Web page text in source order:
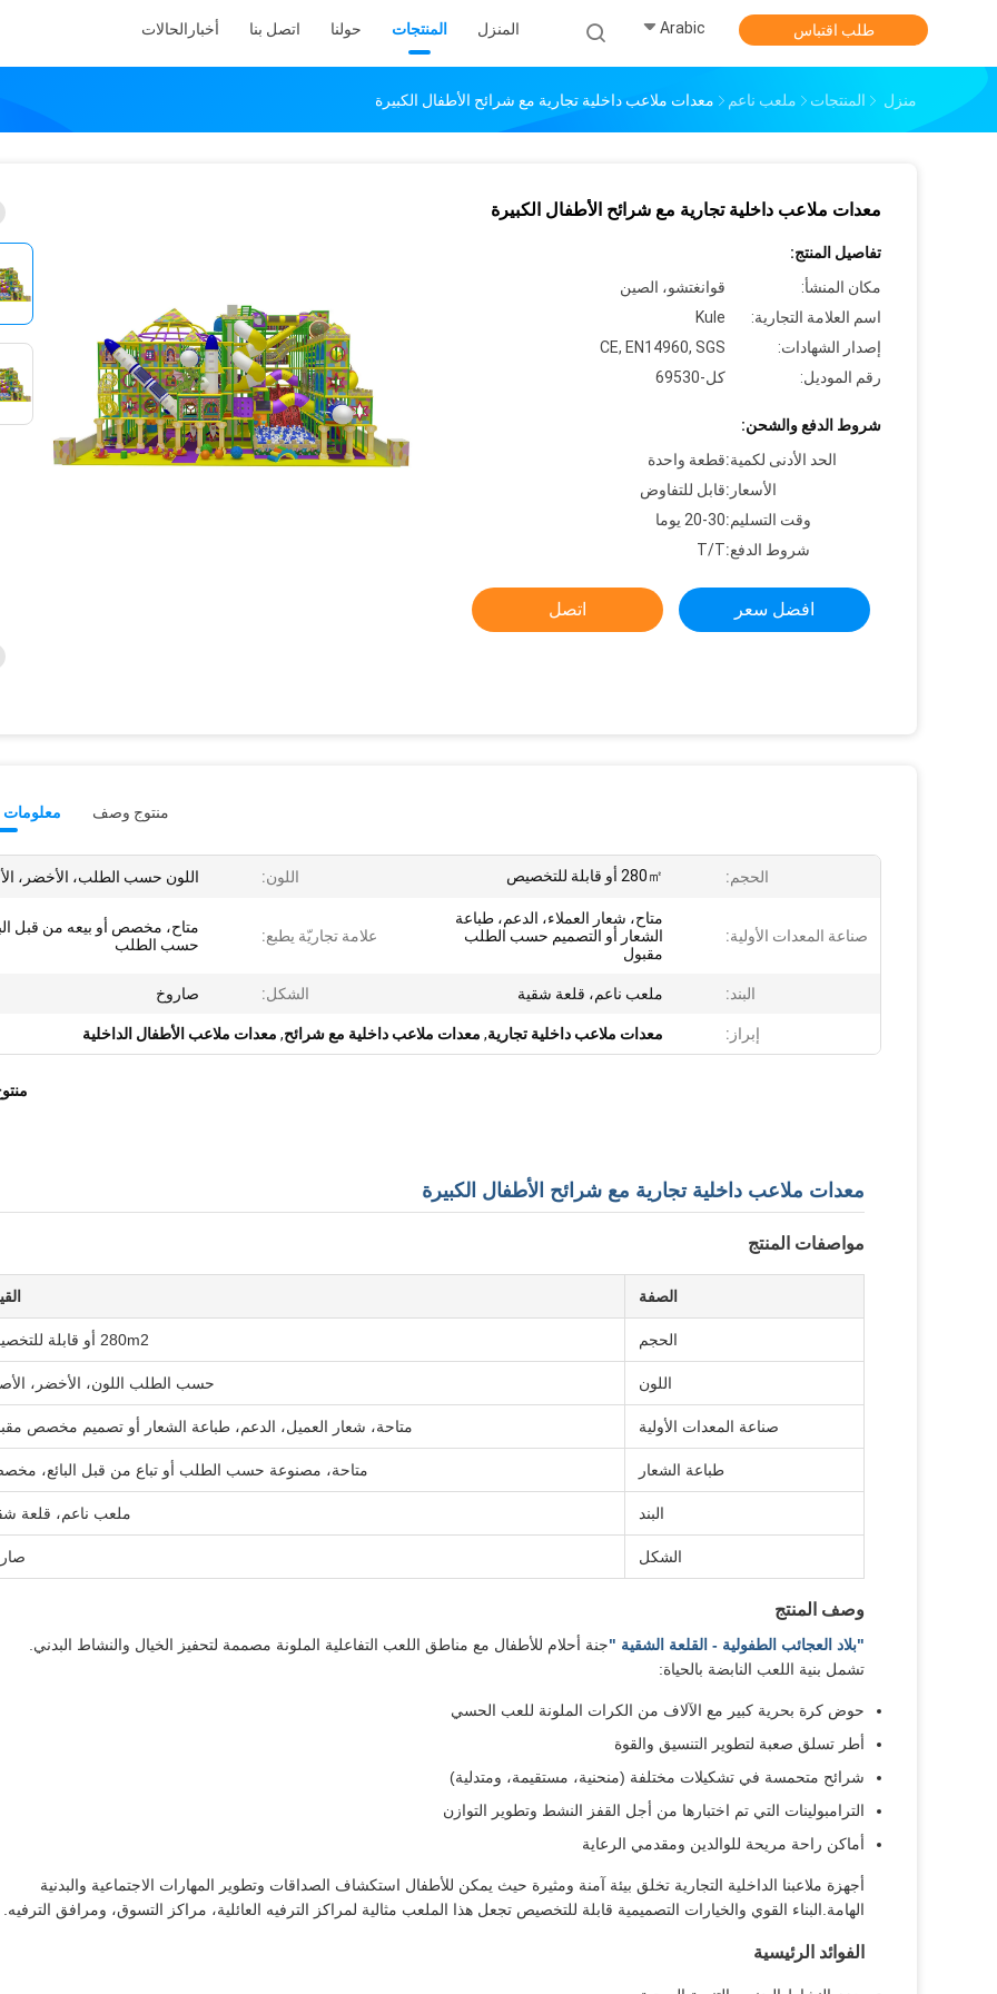
المنزل المنتجات حولنا اتصل بنا أخبار الحالات Arabic طلب اقتباس
منزل المنتجات ملعب ناعم معدات ملاعب داخلية تجارية مع شرائح الأطفال الكبيرة
معدات ملاعب داخلية تجارية مع شرائح الأطفال الكبيرة
تفاصيل المنتج:
مكان المنشأ:
قوانغتشو، الصين
اسم العلامة التجارية:
Kule
إصدار الشهادات:
CE, EN14960, SGS
رقم الموديل:
كل-69530
شروط الدفع والشحن:
الحد الأدنى لكمية:قطعة واحدة
الأسعار:قابل للتفاوض
وقت التسليم:20-30 يوما
شروط الدفع:T/T
افضل سعر اتصل
معلومات منتوج وصف
الحجم: 280㎡ أو قابلة للتخصيص اللون: اللون حسب الطلب، الأخضر،
صناعة المعدات الأولية:
متاح، شعار العملاء، الدعم، طباعة
الشعار أو التصميم حسب الطلب
مقبول
علامة تجاريّة يطبع:
متاح، مخصص أو بيعه من قبل
حسب الطلب
البند: ملعب ناعم، قلعة شقية الشكل: صاروخ
إبراز: معدات ملاعب داخلية تجارية, معدات ملاعب داخلية مع شرائح, معدات ملاعب الأطفال الداخلية
معدات ملاعب داخلية تجارية مع شرائح الأطفال الكبيرة
مواصفات المنتج
الصفة
الحجم 280m2 أو قابلة للتخصيص
اللون حسب الطلب اللون، الأخضر،
صناعة المعدات الأولية متاحة، شعار العميل، الدعم، طباعة الشعار أو تصميم مخصص
طباعة الشعار متاحة، مصنوعة حسب الطلب أو تباع من قبل البائع،
البند ملعب ناعم، قلعة
الشكل
وصف المنتج
"بلاد العجائب الطفولية - القلعة الشقية "جنة أحلام للأطفال مع مناطق اللعب التفاعلية الملونة مصممة لتحفيز الخيال والنشاط البدني.
تشمل بنية اللعب النابضة بالحياة:
حوض كرة بحرية كبير مع الآلاف من الكرات الملونة للعب الحسي
أطر تسلق صعبة لتطوير التنسيق والقوة
شرائح متحمسة في تشكيلات مختلفة (منحنية، مستقيمة، ومتدلية)
الترامبولينات التي تم اختبارها من أجل القفز النشط وتطوير التوازن
أماكن راحة مريحة للوالدين ومقدمي الرعاية
أجهزة ملاعبنا الداخلية التجارية تخلق بيئة آمنة ومثيرة حيث يمكن للأطفال استكشاف الصداقات وتطوير المهارات الاجتماعية والبدنية
الهامة.البناء القوي والخيارات التصميمية قابلة للتخصيص تجعل هذا الملعب مثالية لمراكز الترفيه العائلية، مراكز التسوق، ومرافق الترفيه.
الفوائد الرئيسية